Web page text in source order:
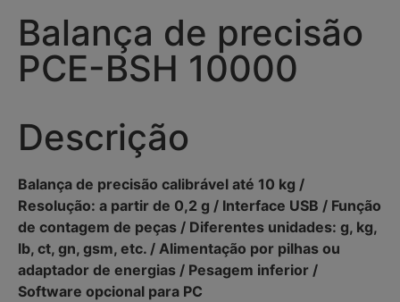
Balança de precisão
PCE-BSH 10000
Descrição
Balança de precisão calibrável até 10 kg /
Resolução: a partir de 0,2 g / Interface USB / Função
de contagem de peças / Diferentes unidades: g, kg,
lb, ct, gn, gsm, etc. / Alimentação por pilhas ou
adaptador de energias / Pesagem inferior /
Software opcional para PC